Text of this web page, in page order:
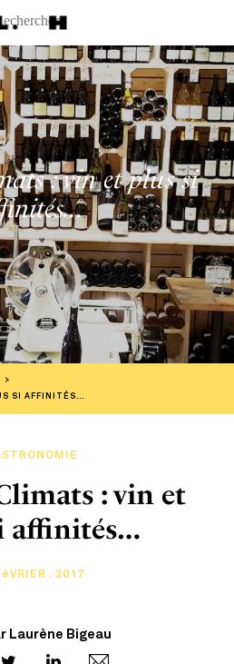
: vin et plus si
SI AFFINITÉS…
: vin et
affinités…
. 2017
Laurène Bigeau